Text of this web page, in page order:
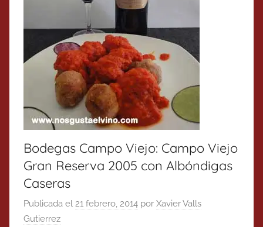
Bodegas Campo Viejo: Campo Viejo
Gran Reserva 2005 con Albóndigas
Caseras
Publicada el 21 febrero, 2014 por Xavier Valls
Gutierrez